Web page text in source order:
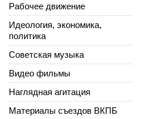
Рабочее движение
Идеология, экономика,
политика
Советская музыка
Видео фильмы
Наглядная агитация
Материалы съездов ВКПБ